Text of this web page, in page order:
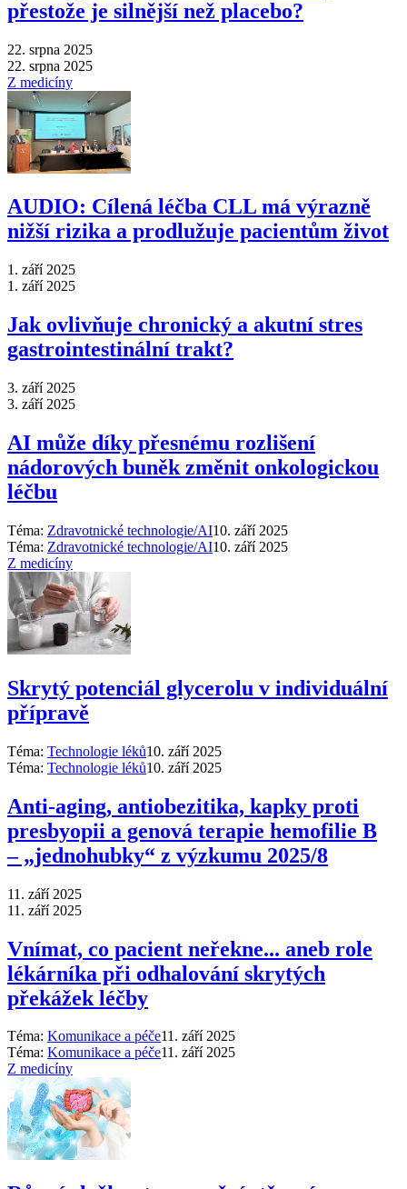
přestože je silnější než placebo?
22. srpna 2025
22. srpna 2025
Z medicíny
AUDIO: Cílená léčba CLL má výrazně
nižší rizika a prodlužuje pacientům život
1. září 2025
1. září 2025
Jak ovlivňuje chronický a akutní stres
gastrointestinální trakt?
3. září 2025
3. září 2025
AI může díky přesnému rozlišení
nádorových buněk změnit onkologickou
léčbu
Téma: Zdravotnické technologie/AI10. září 2025
Téma: Zdravotnické technologie/AI10. září 2025
Z medicíny
Skrytý potenciál glycerolu v individuální
přípravě
Téma: Technologie léků10. září 2025
Téma: Technologie léků10. září 2025
Anti‑aging, antiobezitika, kapky proti
presbyopii a genová terapie hemofilie B
–⁠ „jednohubky“ z výzkumu 2025/8
11. září 2025
11. září 2025
Vnímat, co pacient neřekne... aneb role
lékárníka při odhalování skrytých
překážek léčby
Téma: Komunikace a péče11. září 2025
Téma: Komunikace a péče11. září 2025
Z medicíny